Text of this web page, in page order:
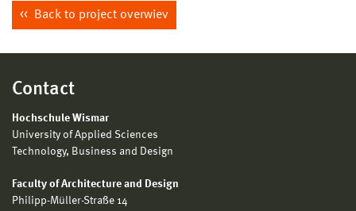
Back to project overwiev
Contact
Hochschule Wismar
University of Applied Sciences
Technology, Business and Design
Faculty of Architecture and Design
Philipp-Müller-Straße 14